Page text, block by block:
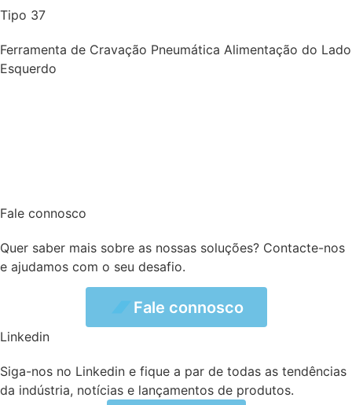
Tipo 37
Ferramenta de Cravação Pneumática Alimentação do Lado
Esquerdo
Fale connosco
Quer saber mais sobre as nossas soluções? Contacte-nos
e ajudamos com o seu desafio.
Fale connosco
Linkedin
Siga-nos no Linkedin e fique a par de todas as tendências
da indústria, notícias e lançamentos de produtos.